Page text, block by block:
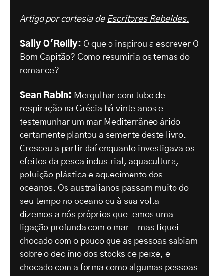
Artigo por cortesia de Escritores Rebeldes.
Sally O'Reilly: O que o inspirou a escrever O
Bom Capitão? Como resumiria os temas do
romance?
Sean Rabin: Mergulhar com tubo de
respiração na Grécia há vinte anos e
testemunhar um mar Mediterrâneo árido
certamente plantou a semente deste livro.
Cresceu a partir daí enquanto investigava os
efeitos da pesca industrial, aquacultura,
poluição plástica e aquecimento dos
oceanos. Os australianos passam muito do
seu tempo no oceano ou à sua volta -
dizemos a nós próprios que temos uma
ligação profunda com o mar - mas fiquei
chocado com o pouco que as pessoas sabiam
sobre o declínio dos stocks de peixe, e
chocado com a forma como algumas pessoas